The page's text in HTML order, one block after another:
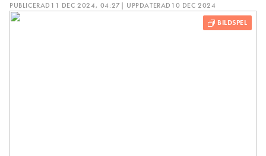
Lediga jobb
PUBLICERAD 11 DEC 2024, 04:27| UPPDATERAD 10 DEC 2024